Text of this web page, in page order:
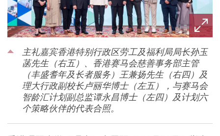
主礼嘉宾香港特别行政区劳工及福利局局长孙玉
菡先生（右五）、香港赛马会慈善事务部主管
（丰盛耆年及长者服务）王兼扬先生（右四）及
理大行政副校长卢丽华博士（左五），与赛马会
智龄汇计划副总监谭永昌博士（左四）及计划六
个策略伙伴的代表合照。